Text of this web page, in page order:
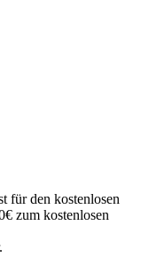
für den kostenlosen
zum kostenlosen